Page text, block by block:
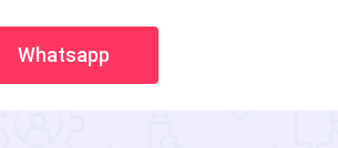
Whatsapp